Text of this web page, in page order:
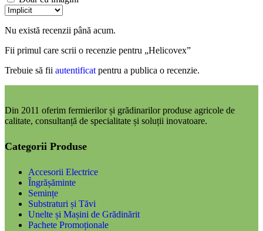
Nu există recenzii până acum.
Fii primul care scrii o recenzie pentru „Helicovex”
Trebuie să fii autentificat pentru a publica o recenzie.
Din 2011 oferim fermierilor și grădinarilor produse agricole de
calitate, consultanță de specialitate și soluții inovatoare.
Categorii Produse
Accesorii Electrice
Îngrășăminte
Semințe
Substraturi și Tăvi
Unelte și Mașini de Grădinărit
Pachete Promoționale